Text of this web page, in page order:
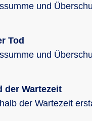
und
Tod
und
der Wartezeit
der Wartezeit